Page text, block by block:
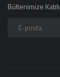
Bültenimize